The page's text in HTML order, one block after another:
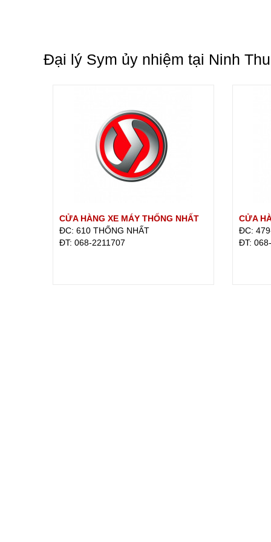
Đại lý Sym ủy nhiệm tại Ninh
CỬA HÀNG XE MÁY THỐNG NHẤT
ĐC: 610 THỐNG NHẤT
ÐT: 068-2211707
CỬA
ĐC:
ÐT: